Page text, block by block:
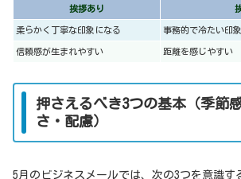
挨拶あり
柔らかく丁寧な印象になる 事務的で冷たい印
信頼感が生まれやすい 距離を感じやすい
押さえるべき3つの基本（季節
さ・配慮）
5月のビジネスメールでは、次の3つを意識す